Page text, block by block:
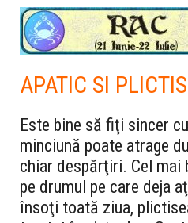
APATIC SI
Este bine să fiţi sincer
minciună poate atrage
chiar despărţiri. Cel mai
pe drumul pe care deja
însoţi toată ziua,